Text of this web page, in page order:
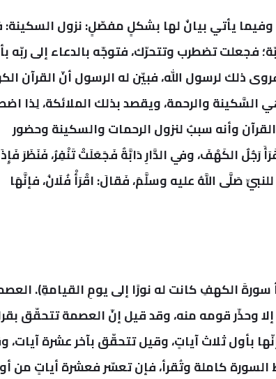
يأتي بيانٌ لها بشكلٍ مفصّلٍ:نزول
فجعلت تضطرب وتتحرّك، فتوجّه بالدعاء إلى ربّه
ذلك لرسول الله، فبيّن له الرسول أنّ القرآن
والرحمة، ويقصد بذلك الملائكة، لِذا
وأنه سببٌ لنزول الرحمات والسكينة وحضور
الكَهْفَ، وفي الدَّارِ دَابَّةٌ فَجَعَلَتْ تَنْفِرُ، فَنَظَرَ
صَلَّى اللَّهُ عليه وسلَّمَ، فَقالَ: اقْرَأْ فُلَانُ، فإنَّهَا
الكهفِ كانت له نورًا إلى يومِ القيامةِ).
وحذّر قومه منه، وقد قيل إنّ العصمة تتحقّق
بأول ثلاث آياتٍ، وقيل تتحقّق بآخر عشرة آيات،
كاملة وتُقرأ، فإن تعسّر فعشرة أياتٍ من